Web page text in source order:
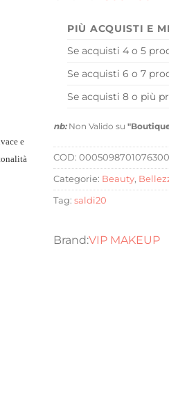
e
PIÙ ACQUISTI E
Se acquisti 4 o 5
Se acquisti 6 o 7
Se acquisti 8 o più
nb:Non Valido su
COD:
Categorie: Beauty,
Tag: saldi20
VIP MAKEUP